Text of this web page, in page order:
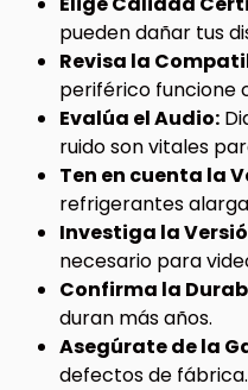
pueden dañar tus
Revisa la
periférico funcione
Evalúa el Audio:
ruido son vitales
Ten en cuenta la
refrigerantes
Investiga la
necesario para
Confirma la
duran más años.
Asegúrate de la
defectos de fábrica.